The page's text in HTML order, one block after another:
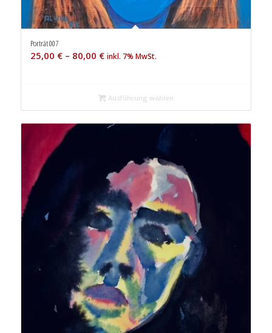
Porträt 007
25,00 €– 80,00 € inkl. 7% MwSt.
Ausführung wählen